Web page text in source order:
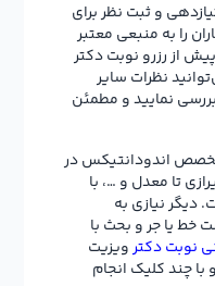
و ثبت نظر برای
را به منبعی معتبر
از رزرو نوبت دکتر
نظرات سایر
بررسی نمایید و مطمئن
اندودانتیکس در
تا معدل و …، با
دیگر نیازی به
یا جر و بحث با
نوبت دکترویزیت
چند کلیک انجام